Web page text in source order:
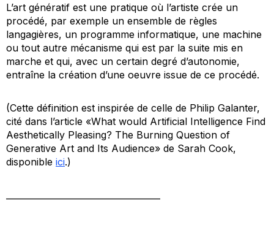
L’art génératif est une pratique où l’artiste crée un
procédé, par exemple un ensemble de règles
langagières, un programme informatique, une machine
ou tout autre mécanisme qui est par la suite mis en
marche et qui, avec un certain degré d’autonomie,
entraîne la création d’une oeuvre issue de ce procédé.
(Cette définition est inspirée de celle de Philip Galanter,
cité dans l’article «What would Artificial Intelligence Find
Aesthetically Pleasing? The Burning Question of
Generative Art and Its Audience» de Sarah Cook,
disponible ici.)